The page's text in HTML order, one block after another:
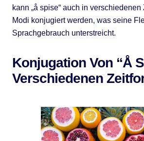
kann „å spise“ auch in verschiedenen
Modi konjugiert werden, was seine
Sprachgebrauch unterstreicht.
Konjugation Von “å
Verschiedenen